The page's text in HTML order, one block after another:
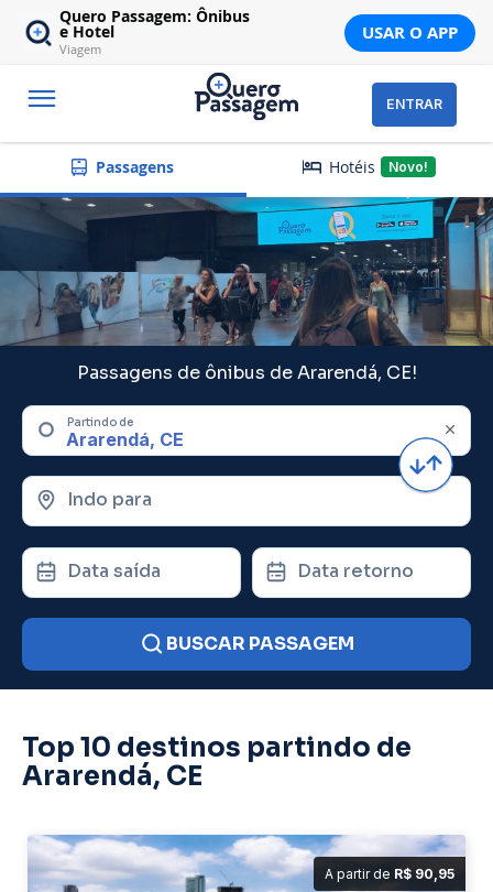
Quero Passagem: Ônibus
e Hotel
Viagem
USAR O APP
ENTRAR
Passagens Hotéis Novo!
Passagens de ônibus de Ararendá, CE!
Partindo de
Indo para
Data saída Data retorno
BUSCAR PASSAGEM
Top 10 destinos partindo de
Ararendá, CE
A partir de R$ 90,95